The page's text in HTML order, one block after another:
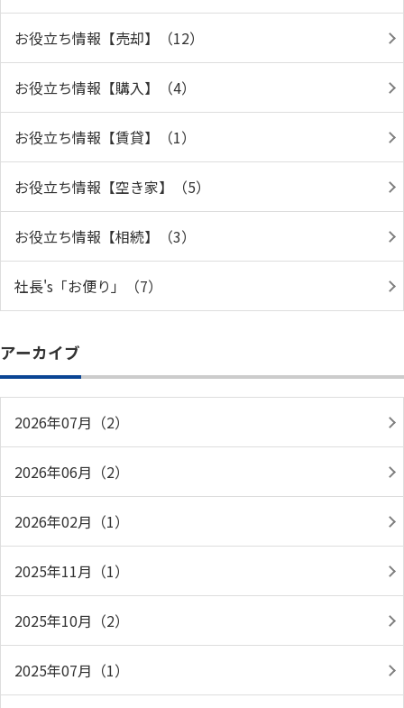
お役立ち情報【売却】（12）
お役立ち情報【購入】（4）
お役立ち情報【賃貸】（1）
お役立ち情報【空き家】（5）
お役立ち情報【相続】（3）
社長's「お便り」（7）
アーカイブ
2026年07月（2）
2026年06月（2）
2026年02月（1）
2025年11月（1）
2025年10月（2）
2025年07月（1）